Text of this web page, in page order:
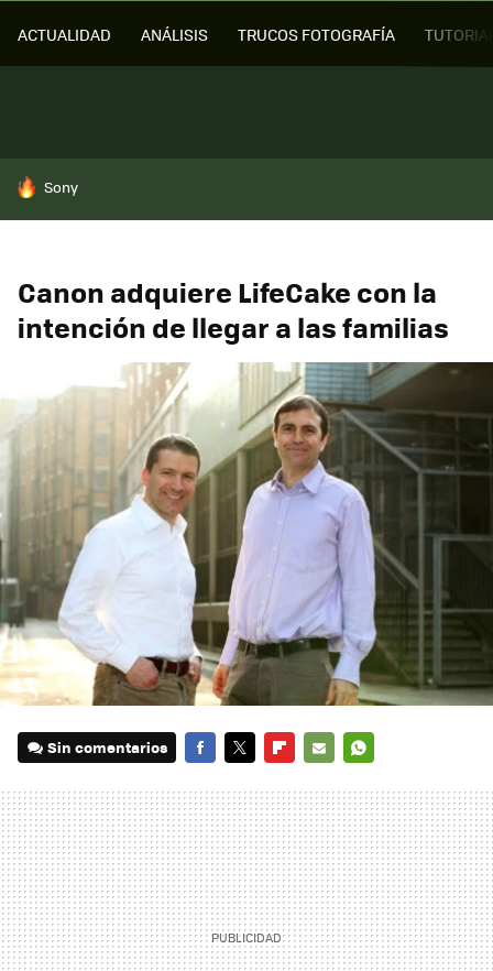
ACTUALIDAD ANÁLISIS TRUCOS FOTOGRAFÍA
HOY SE HABLA DE
Sony
Canon adquiere LifeCake con la
intención de llegar a las familias
Sin comentarios
MAIL